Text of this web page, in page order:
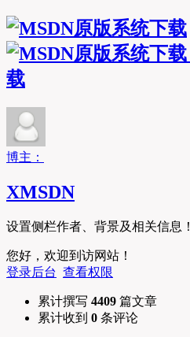
载
博主：
XMSDN
设置侧栏作者、背景及相关信息！
您好，欢迎到访网站！
登录后台 查看权限
累计撰写 4409 篇文章
累计收到 0 条评论